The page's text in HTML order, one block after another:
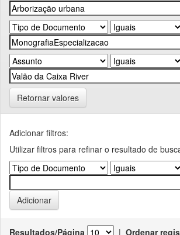
Retornar valores
Adicionar filtros:
Utilizar filtros para refinar o resultado de
Resultados/Página | Ordenar